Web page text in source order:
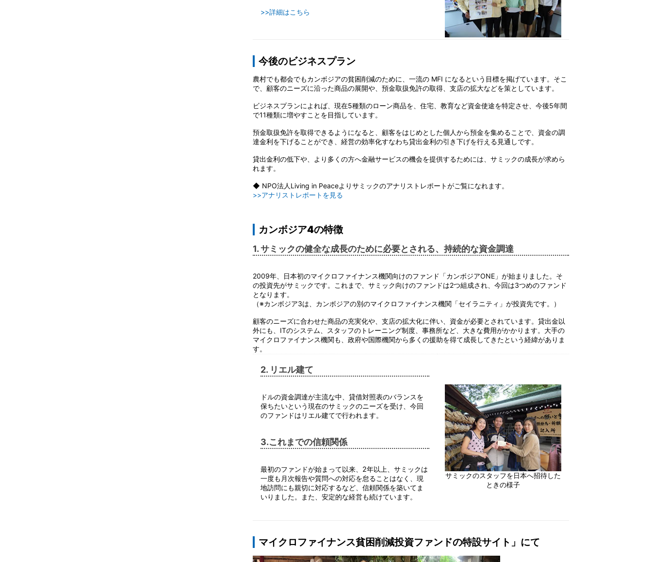
>>詳細はこちら
今後のビジネスプラン
農村でも都会でもカンボジアの貧困削減のために、一流の MFI になるという目標を掲げています。そこ
で、顧客のニーズに沿った商品の展開や、預金取扱免許の取得、支店の拡大などを策としています。
ビジネスプランによれば、現在5種類のローン商品を、住宅、教育など資金使途を特定させ、今後5年間
で11種類に増やすことを目指しています。
預金取扱免許を取得できるようになると、顧客をはじめとした個人から預金を集めることで、資金の調
達金利を下げることができ、経営の効率化すなわち貸出金利の引き下げを行える見通しです。
貸出金利の低下や、より多くの方へ金融サービスの機会を提供するためには、サミックの成長が求めら
れます。
◆ NPO法人Living in Peaceよりサミックのアナリストレポートがご覧になれます。
>>アナリストレポートを見る
カンボジア4の特徴
1. サミックの健全な成長のために必要とされる、持続的な資金調達
2009年、日本初のマイクロファイナンス機関向けのファンド「カンボジアONE」が始まりました。そ
の投資先がサミックです。これまで、サミック向けのファンドは2つ組成され、今回は3つめのファンド
となります。
（※カンボジア3は、カンボジアの別のマイクロファイナンス機関「セイラニティ」が投資先です。）
顧客のニーズに合わせた商品の充実化や、支店の拡大化に伴い、資金が必要とされています。貸出金以
外にも、ITのシステム、スタッフのトレーニング制度、事務所など、大きな費用がかかります。大手の
マイクロファイナンス機関も、政府や国際機関から多くの援助を得て成長してきたという経緯がありま
す。
2. リエル建て
ドルの資金調達が主流な中、貸借対照表のバランスを
保ちたいという現在のサミックのニーズを受け、今回
のファンドはリエル建てで行われます。
3.これまでの信頼関係
最初のファンドが始まって以来、2年以上、サミックは
一度も月次報告や質問への対応を怠ることはなく、現
地訪問にも親切に対応するなど、信頼関係を築いてま
いりました。また、安定的な経営も続けています。
サミックのスタッフを日本へ招待した
ときの様子
マイクロファイナンス貧困削減投資ファンドの特設サイト」にて